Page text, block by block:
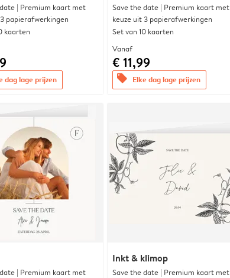
| Premium kaart met
papierafwerkingen
kaarten
dag lage prijzen
Save the date | Premium kaart met
keuze uit 3 papierafwerkingen
Set van 10 kaarten
Vanaf
€ 11,99
offers Elke dag lage prijzen
| Premium kaart met
Inkt & klimop
Save the date | Premium kaart met